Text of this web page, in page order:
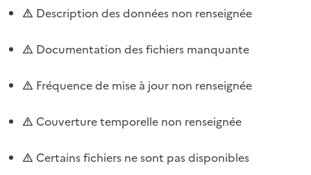
Description des données non renseignée
Documentation des fichiers manquante
Fréquence de mise à jour non renseignée
Couverture temporelle non renseignée
Certains fichiers ne sont pas disponibles